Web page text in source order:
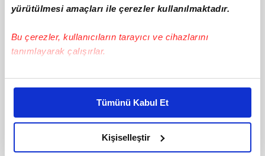
yürütülmesi amaçları ile çerezler kullanılmaktadır.
Bu çerezler, kullanıcıların tarayıcı ve cihazlarını
tanımlayarak çalışırlar.
Bu çerezlere izin vermeniz halinde sizlere özel
daha iyi reklam deneyimi yaşatabiliriz. Bunu yaparken
amacımızın size daha iyi bir reklam deneyimi sunmak
olduğunu ve sizlere en iyi içerikleri sunabilmek adına
elimizden gelen çabayı gösterdiğimizi ve bu noktada,
Tümünü Kabul Et
Kişiselleştir